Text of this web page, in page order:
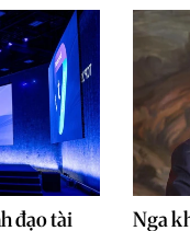
đạo tài
Nga